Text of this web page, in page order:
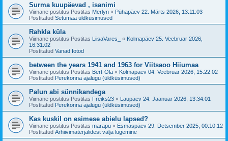
Surma kuupäevad , isanimi
Viimane postitus Postitas Merlyn « Pühapäev 22. Märts 2026, 13:11:03
Postitatud Setumaa üldküsimused
Rahkla küla
Viimane postitus Postitas LiisaVares_ « Kolmapäev 25. Veebruar 2026,
16:31:02
Postitatud Vanad fotod
between the years 1941 and 1963 for Viitsaoo Hiiumaa
Viimane postitus Postitas Bert-Ola « Kolmapäev 04. Veebruar 2026, 15:22:02
Postitatud Perekonna ajalugu (üldküsimused)
Palun abi sünnikandega
Viimane postitus Postitas Freiks23 « Laupäev 24. Jaanuar 2026, 13:34:01
Postitatud Perekonna ajalugu (üldküsimused)
Kas kuskil on esimese abielu lapsed?
Viimane postitus Postitas marapu « Esmaspäev 29. Detsember 2025, 00:10:12
Postitatud Arhiivimaterjalidest välja lugemine